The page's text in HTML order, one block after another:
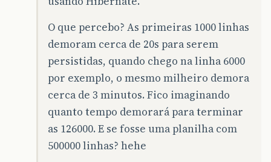
O que percebo? As primeiras 1000 linhas
demoram cerca de 20s para serem
persistidas, quando chego na linha 6000
por exemplo, o mesmo milheiro demora
cerca de 3 minutos. Fico imaginando
quanto tempo demorará para terminar
as 126000. E se fosse uma planilha com
500000 linhas? hehe